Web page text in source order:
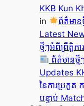
KKB Kun
in
ព័ត៌មាន
Latest
ថ្មីៗអំពីព្រឹត្តិ
ព័ត៌មានថ្មី
Updates
នៃការប្រកួត
បន្ទាប់